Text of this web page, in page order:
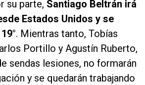
su parte, Santiago Beltrán irá
Estados Unidos y se
. Mientras tanto, Tobías
Portillo y Agustín Ruberto,
sendas lesiones, no formarán
y se quedarán trabajando